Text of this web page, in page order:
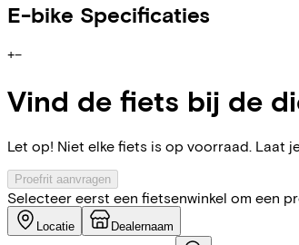
E-bike Specificaties
+−
Vind de fiets bij de
Let op! Niet elke fiets is op voorraad. Laat
Proefrit aanvragen
Selecteer eerst een fietsenwinkel om een
Locatie Dealernaam